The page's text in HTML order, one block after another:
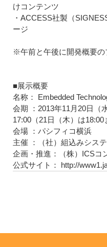
けコンテンツ
・ACCESS社製（
ージ
※午前と午後に開発概要の
■展示概要
名称： Embedded
会期 ：2013年11月20日（
17:00（21日（木）は18:00
会場 ：パシフィコ横浜
主催 ：（社）組込みシス
企画・推進：（株）ICSコ
公式サイト： http://